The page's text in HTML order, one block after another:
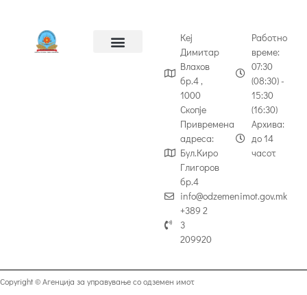
Кеј
Димитар
Влахов
бр.4 ,
1000
Скопје
Привремена
адреса:
Бул.Киро
Глигоров
бр.4
info@odzemenimot.gov.mk
+389 2
3
209920
Работно
време:
07:30
(08:30) -
15:30
(16:30)
Архива:
до 14
часот
Copyright © Агенција за управување со одземен имот